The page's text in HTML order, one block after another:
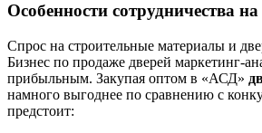
Особенности сотрудничества
Спрос на строительные материалы и
Бизнес по продаже дверей маркетинг-
прибыльным. Закупая оптом в «АСД»
намного выгоднее по сравнению с
предстоит: